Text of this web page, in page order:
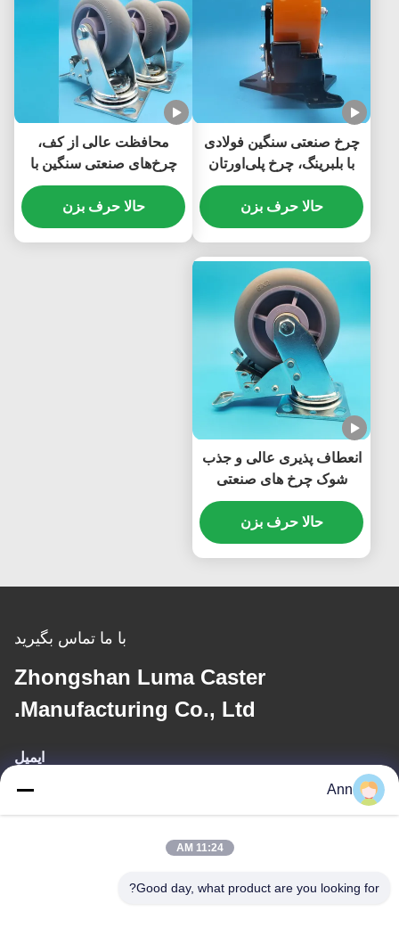
چرخ صنعتی سنگین فولادی
با بلبرینگ، چرخ پلی‌اورتان
PU برای ترولی، برای
تجهیزات سنگین
حالا حرف بزن
محافظت عالی از کف،
چرخ‌های صنعتی سنگین با
هسته لاستیکی TPR، تک، ۴
اینچی، ترمزدار، ثابت،
چرخشی، مناسب برای
حالا حرف بزن
انعطاف پذیری عالی و جذب
شوک چرخ های صنعتی
سنگین باردار TPR چرخ های
هسته لاستیکی تک 5 " ترمز
محکم چرخ دار صنعتی تولید
حالا حرف بزن
با ما تماس بگیرید
Zhongshan Luma Caster
Manufacturing Co., Ltd.
ایمیل
ann@industrialwheelcasters.com
آدرس
Ann
11:24 AM
Good day, what product are you looking for?